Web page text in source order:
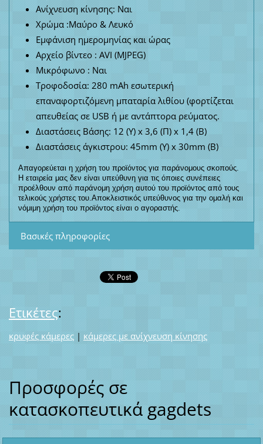
Ανίχνευση κίνησης: Ναι
Χρώμα :Μαύρο & Λευκό
Εμφάνιση ημερομηνίας και ώρας
Αρχείο βίντεο : AVI (MJPEG)
Μικρόφωνο : Ναι
Τροφοδοσία: 280 mAh εσωτερική
επαναφορτιζόμενη μπαταρία λιθίου (φορτίζεται
απευθείας σε USB ή με αντάπτορα ρεύματος.
Διαστάσεις Βάσης: 12 (Υ) x 3,6 (Π) x 1,4 (Β)
Διαστάσεις άγκιστρου: 45mm (Υ) x 30mm (Β)
Απαγορεύεται η χρήση του προϊόντος για παράνομους σκοπούς.
Η εταιρεία μας δεν είναι υπεύθυνη για τις όποιες συνέπειες
προέλθουν από παράνομη χρήση αυτού του προϊόντος από τους
τελικούς χρήστες του. Αποκλειστικός υπεύθυνος για την ομαλή και
νόμιμη χρήση του προϊόντος είναι ο αγοραστής.
Βασικές πληροφορίες
Ετικέτες:
κρυφές κάμερες | κάμερες με ανίχνευση κίνησης
Προσφορές σε
κατασκοπευτικά gagdets